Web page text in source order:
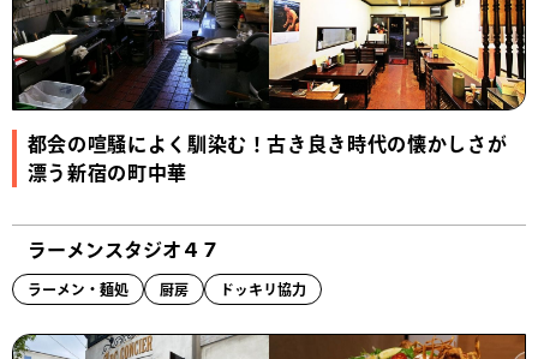
都会の喧騒によく馴染む！古き良き時代の懐かしさが
漂う新宿の町中華
ラーメンスタジオ４７
ラーメン・麺処 厨房 ドッキリ協力